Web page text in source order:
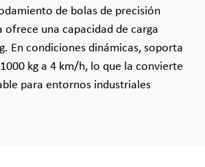
de bolas de precisión
ofrece una capacidad de carga
En condiciones dinámicas, soporta
kg a 4 km/h, lo que la convierte
para entornos industriales